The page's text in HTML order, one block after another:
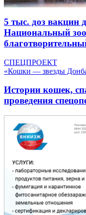
5 тыс. доз
Национальный
СПЕЦПРОЕКТ
«Кошки — звезды
Истории кошек,
проведения